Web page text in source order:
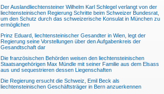
Der Auslandliechtensteiner Wilhelm Karl Schlegel verlangt von der
liechtensteinischen Regierung Schritte beim Schweizer Bundesrat,
um den Schutz durch das schweizerische Konsulat in München zu
ermöglichen
Prinz Eduard, liechtensteinischer Gesandter in Wien, legt der
Regierung seine Vorstellungen über den Aufgabenkreis der
Gesandtschaft dar
Die französischen Behörden weisen den liechtensteinischen
Staatsangehörigen Max Mündle mit seiner Familie aus dem Elsass
aus und sequestrieren dessen Liegenschaften
Die Regierung ersucht die Schweiz, Emil Beck als
liechtensteinischen Geschäftsträger in Bern anzuerkennen